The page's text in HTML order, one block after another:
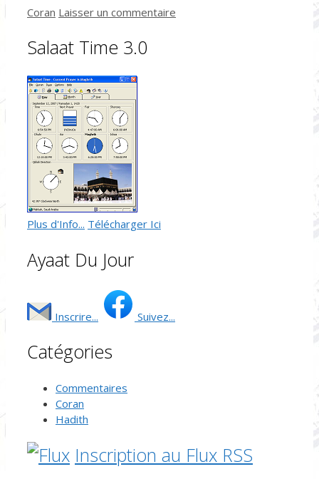
Catégories
Coran Laisser un commentaire
Salaat Time 3.0
Plus d'Info... Télécharger Ici
Ayaat Du Jour
Inscrire... Suivez...
Catégories
Commentaires
Coran
Hadith
Inscription au Flux RSS